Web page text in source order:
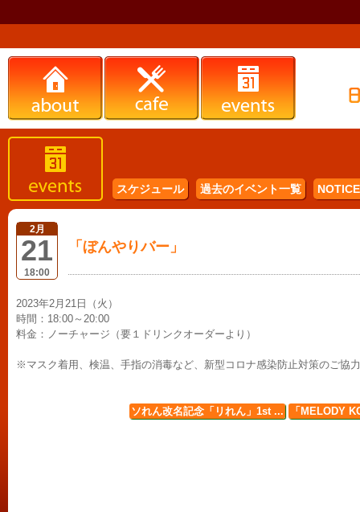
スケジュール 過去のイベント一覧
2月
21
18:00
「ぼんやりバー」
2023年2月21日（火）
時間：18:00～20:00
料金：ノーチャージ（要１ドリンクオーダーより）
※マスク着用、検温、手指の消毒など、新型コロナ感染防止対策のご協
ソれん改名記念「リれん」1st ... 「MELODY